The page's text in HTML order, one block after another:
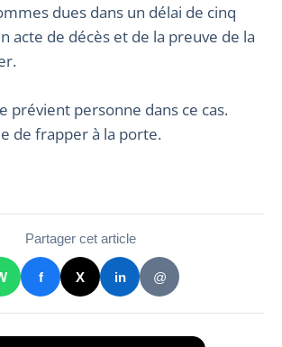
dues dans un délai de cinq
acte de décès et de la preuve de la
prévient personne dans ce cas.
de frapper à la porte.
Partager cet article
f X in @